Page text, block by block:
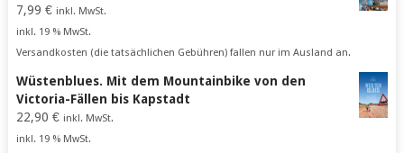
7,99 € inkl. MwSt.
inkl. 19 % MwSt.
Versandkosten (die tatsächlichen Gebühren) fallen nur im Ausland an.
Wüstenblues. Mit dem Mountainbike von den
Victoria-Fällen bis Kapstadt
22,90 € inkl. MwSt.
inkl. 19 % MwSt.